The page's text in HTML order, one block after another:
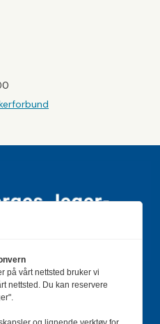
og eldste magasin for
195 000 månedlige
på vårt nettsted bruker vi
nettsted. Du kan reservere